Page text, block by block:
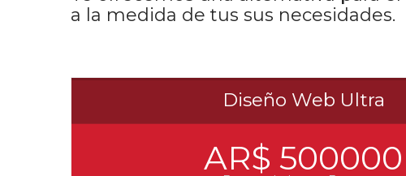
a la medida de tus sus necesidades.
Diseño Web Ultra
AR$ 500000